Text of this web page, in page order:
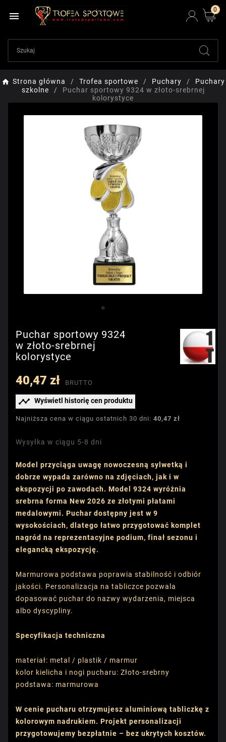

0
Strona główna Trofea sportowe Puchary
Puchary
szkolne
Puchar sportowy 9324 w złoto-srebrnej
kolorystyce
Puchar sportowy 9324
w złoto-srebrnej
kolorystyce
40,47 zł BRUTTO
 Wyświetl historię cen produktu
Najniższa cena w ciągu ostatnich 30 dni: 40,47 zł
Wysyłka w ciągu 5-8 dni
Model przyciąga uwagę nowoczesną sylwetką i
dobrze wypada zarówno na zdjęciach, jak i w
ekspozycji po zawodach. Model 9324 wyróżnia
srebrna forma New 2026 ze złotymi płatami
medalowymi. Puchar dostępny jest w 9
wysokościach, dlatego łatwo przygotować komplet
nagród na reprezentacyjne podium, finał sezonu i
elegancką ekspozycję.
Marmurowa podstawa poprawia stabilność i odbiór
jakości. Personalizacja na tabliczce pozwala
dopasować puchar do nazwy wydarzenia, miejsca
albo dyscypliny.
Specyfikacja techniczna
materiał: metal / plastik / marmur
kolor kielicha i nogi pucharu: Złoto-srebrny
podstawa: marmurowa
W cenie pucharu otrzymujesz aluminiową tabliczkę z
kolorowym nadrukiem. Projekt personalizacji
przygotowujemy bezpłatnie – bez ukrytych kosztów.